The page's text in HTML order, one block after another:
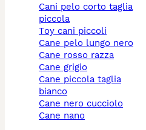
cani pelo corto taglia
piccola
toy cani piccoli
cane pelo lungo nero
cane rosso razza
cane grigio
cane piccola taglia
bianco
cane nero cucciolo
cane nano